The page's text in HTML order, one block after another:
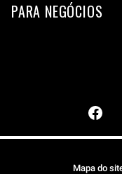
PARA NEGÓCIOS
Mapa do